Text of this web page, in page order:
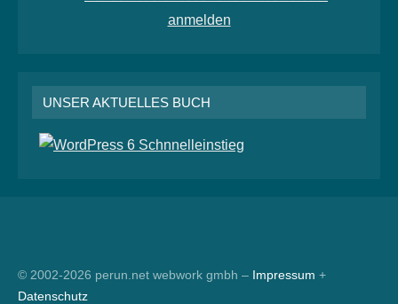
UNSER AKTUELLES BUCH
© 2002-2026 perun.net webwork gmbh – Impressum +
Datenschutz